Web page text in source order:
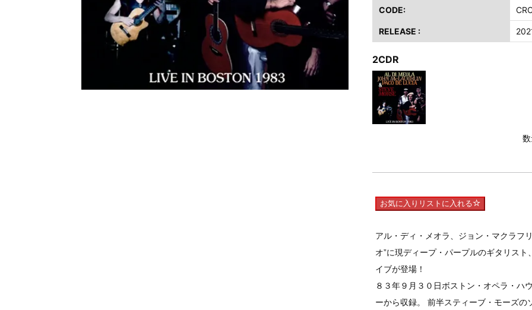
*NEW RELEASE (最新約3ヶ月) 2024.6.9 ユーライア・ヒープ / 2023年8月3日 ドイツ W.O.A. 公演 FHD 完全収録！
*NEW RELEASE (最新約3ヶ月) 2024.6.9 ジャーニー / 1979年5月8+9日 コロラド州 2公演 SBD 完全収録！
CODE:
RELEASE :
2CDR
お気に入りリストに入れる
アル・ディ・メオラ、ジョン・マクラフ
オ”に現ディープ・パープルのギタリス
イブが登場！
８３年９月３０日ボストン・オペラ・ハ
ーから収録。 前半スティーブ・モーズ